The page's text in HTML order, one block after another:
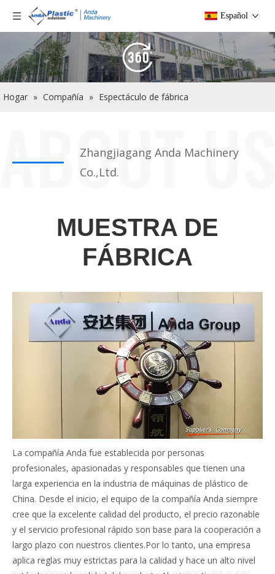
Español
Hogar » Compañía » Espectáculo de fábrica
Zhangjiagang Anda Machinery
Co.,Ltd.
MUESTRA DE
FÁBRICA
La compañía Anda fue establecida por personas
profesionales, apasionadas y responsables que tienen una
larga experiencia en la industria de máquinas de plástico de
China. Desde el inicio, el equipo de la compañía Anda siempre
cree que la excelente calidad del producto, el precio razonable
y el servicio profesional rápido son base para la cooperación a
largo plazo con nuestros clientes.Por lo tanto, una empresa
aplica reglas muy estrictas para la calidad y hace un alto nivel